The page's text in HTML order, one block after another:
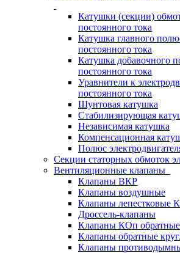
Катушки (секции)
постоянного тока
Катушка главного
постоянного тока
Катушка добавочного
постоянного тока
Уравнители к
постоянного тока
Шунтовая катушка
Стабилизирующая
Независимая катушка
Компенсационная
Полюс
Секции статорных обмоток
Вентиляционные клапаны
Клапаны ВКР
Клапаны воздушные
Клапаны лепестковые
Дроссель-клапаны
Клапаны КОп
Клапаны обратные
Клапаны